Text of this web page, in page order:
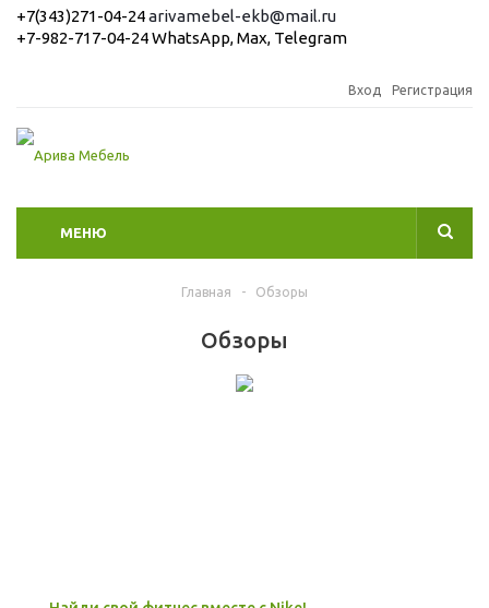
+7(343)271-04-24arivamebel-ekb@mail.ru
+7-982-717-04-24 WhatsApp, Max, Telegram
Вход Регистрация
МЕНЮ
Главная - Обзоры
Обзоры